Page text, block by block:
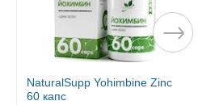
NaturalSupp Yohimbine Zinc
60 капс